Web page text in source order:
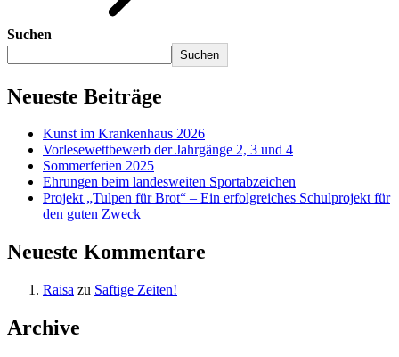
Suchen
Suchen
Neueste Beiträge
Kunst im Krankenhaus 2026
Vorlesewettbewerb der Jahrgänge 2, 3 und 4
Sommerferien 2025
Ehrungen beim landesweiten Sportabzeichen
Projekt „Tulpen für Brot“ – Ein erfolgreiches Schulprojekt für
den guten Zweck
Neueste Kommentare
Raisa zu Saftige Zeiten!
Archive